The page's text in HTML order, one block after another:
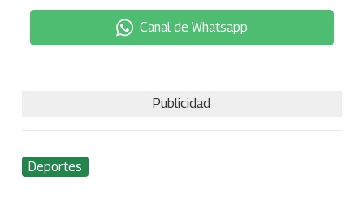
Canal de Whatsapp
Publicidad
Deportes